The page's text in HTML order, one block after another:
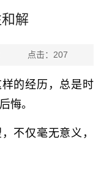
解
： 点击： 207
的经历，总是时
悔。
不仅毫无意义，